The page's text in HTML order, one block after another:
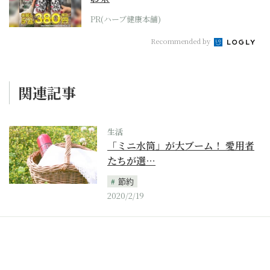
PR(ハーブ健康本舗)
Recommended by
関連記事
生活
「ミニ水筒」が大ブーム！ 愛用者
たちが選…
節約
2020/2/19